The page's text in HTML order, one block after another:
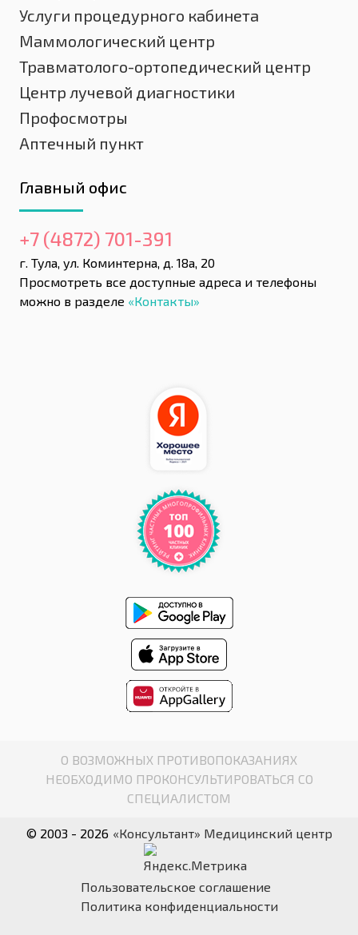
Услуги процедурного кабинета
Маммологический центр
Травматолого-ортопедический центр
Центр лучевой диагностики
Профосмотры
Аптечный пункт
Главный офис
+7 (4872) 701-391
г. Тула, ул. Коминтерна, д. 18а, 20
Просмотреть все доступные адреса и телефоны
можно в разделе «Контакты»
О ВОЗМОЖНЫХ ПРОТИВОПОКАЗАНИЯХ
НЕОБХОДИМО ПРОКОНСУЛЬТИРОВАТЬСЯ СО
СПЕЦИАЛИСТОМ
© 2003 - 2026 «Консультант» Медицинский центр
Пользовательское соглашение
Политика конфиденциальности